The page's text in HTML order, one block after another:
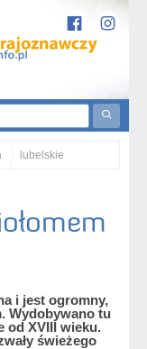
lubelskie
i jest ogromny,
Wydobywano tu
od XVIII wieku.
świeżego